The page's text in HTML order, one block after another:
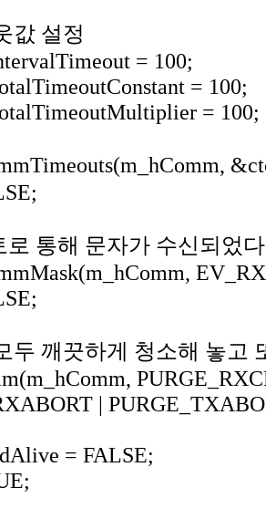
값 설정
= 100;
= 100;
= 100;
로 통해 문자가 수신되었
두 깨끗하게 청소해 놓고
|
= FALSE;